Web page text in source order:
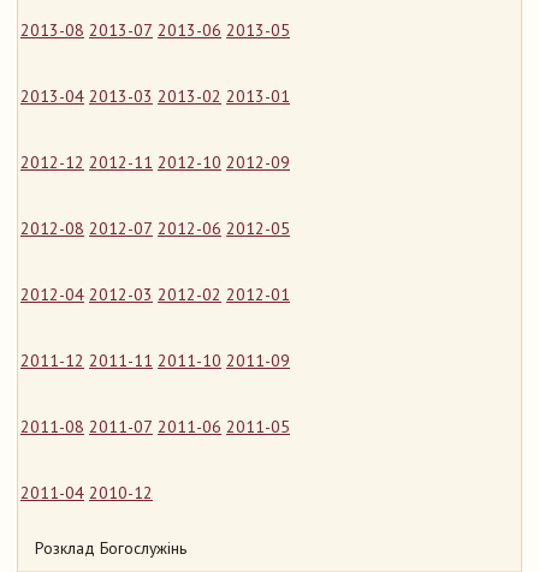
2013-08 2013-07 2013-06 2013-05
2013-04 2013-03 2013-02 2013-01
2012-12 2012-11 2012-10 2012-09
2012-08 2012-07 2012-06 2012-05
2012-04 2012-03 2012-02 2012-01
2011-12 2011-11 2011-10 2011-09
2011-08 2011-07 2011-06 2011-05
2011-04 2010-12
Розклад Богослужінь